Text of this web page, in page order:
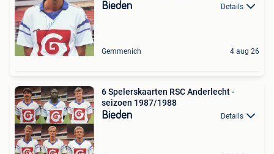
Bieden Details
Gemmenich 4 aug 26
6 Spelerskaarten RSC Anderlecht -
seizoen 1987/1988
Bieden Details